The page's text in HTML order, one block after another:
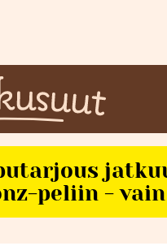
peliin -